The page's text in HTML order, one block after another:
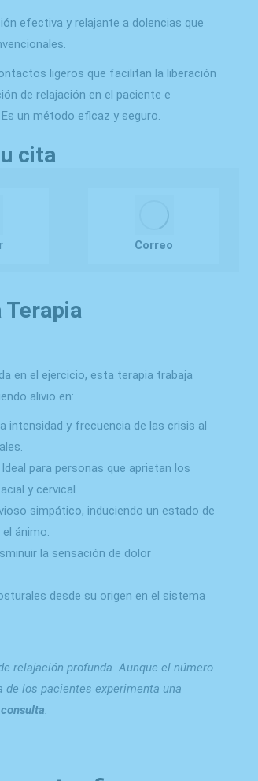
efectiva y relajante a dolencias que
ligeros que facilitan la liberación
de relajación en el paciente e
un método eficaz y seguro.
cita
Correo
Terapia
en el ejercicio, esta terapia trabaja
alivio en:
intensidad y frecuencia de las crisis al
Ideal para personas que aprietan los
y cervical.
simpático, induciendo un estado de
ánimo.
la sensación de dolor
desde su origen en el sistema
relajación profunda. Aunque el número
los pacientes experimenta una
.